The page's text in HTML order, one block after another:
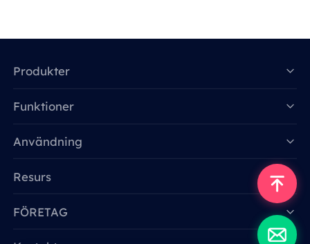
Produkter
Funktioner
Användning
Resurs
FÖRETAG